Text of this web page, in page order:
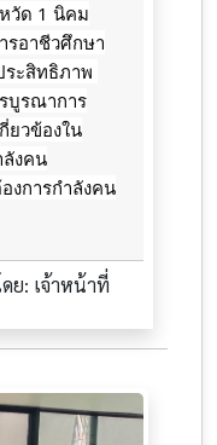
วัด 1 นิคม
รอาชีวศึกษา
ะสิทธิภาพ
บูรณาการ
ยวข้องใน
งคน
งการกำลังคน
ดย: เจ้าหน้าที่